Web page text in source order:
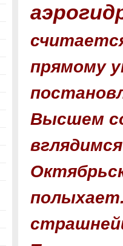
прямому
Высшем